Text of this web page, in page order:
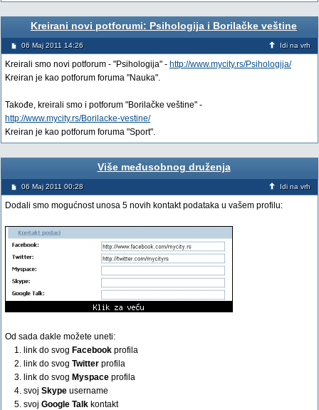
Kreirani novi potforumi: Psihologija i Borilačke veštine
06 Maj 2011 14:26 Idi na vrh
Kreirali smo novi potforum - "Psihologija" - http://www.mycity.rs/Psihologija/
Kreiran je kao potforum foruma "Nauka".
Takođe, kreirali smo i potforum "Borilačke veštine" -
http://www.mycity.rs/Borilacke-vestine/
Kreiran je kao potforum foruma "Sport".
Više međusobnog druženja
06 Maj 2011 00:28 Idi na vrh
Dodali smo mogućnost unosa 5 novih kontakt podataka u vašem profilu:
Od sada dakle možete uneti:
1. link do svog Facebook profila
2. link do svog Twitter profila
3. link do svog Myspace profila
4. svoj Skype username
5. svoj Google Talk kontakt